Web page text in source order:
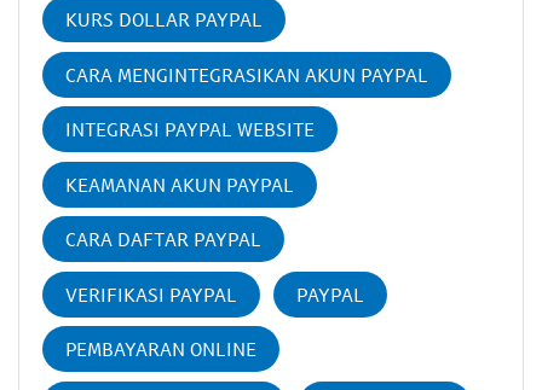
KURS DOLLAR PAYPAL
CARA MENGINTEGRASIKAN AKUN PAYPAL
INTEGRASI PAYPAL WEBSITE
KEAMANAN AKUN PAYPAL
CARA DAFTAR PAYPAL
VERIFIKASI PAYPAL PAYPAL
PEMBAYARAN ONLINE